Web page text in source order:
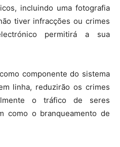
incluindo uma fotografia
tiver infracções ou crimes
permitirá a sua
componente do sistema
linha, reduzirão os crimes
o tráfico de seres
como o branqueamento de